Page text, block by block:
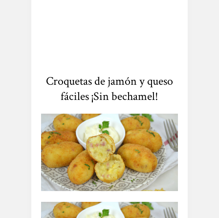
Croquetas de jamón y queso
fáciles ¡Sin bechamel!